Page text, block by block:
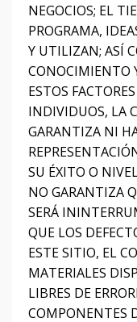
NEGOCIOS; EL
PROGRAMA,
Y UTILIZAN; ASÍ
CONOCIMIENTO
ESTOS
INDIVIDUOS, LA
GARANTIZA NI
SU ÉXITO O
NO GARANTIZA
SERÁ
QUE LOS
ESTE SITIO, EL
MATERIALES
LIBRES DE
COMPONENTES